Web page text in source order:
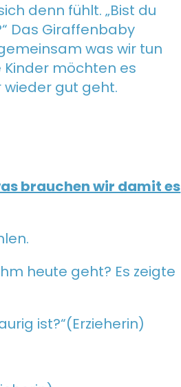
denn fühlt. „Bist du
Das Giraffenbaby
was wir tun
möchten es
gut geht.
brauchen wir damit es
heute geht? Es zeigte
ist?“(Erzieherin)